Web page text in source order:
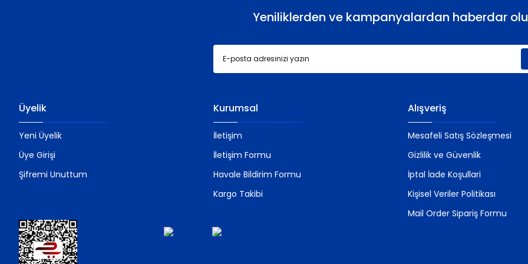
Gönder
Yeniliklerden ve kampanyalardan haberdar
Üyelik
Yeni Üyelik
Üye Girişi
Şifremi Unuttum
Kurumsal
İletişim
İletişim Formu
Havale Bildirim Formu
Kargo Takibi
Alışveriş
Mesafeli Satış Sözleşmesi
Gizlilik ve Güvenlik
İptal İade Koşullari
Kişisel Veriler Politikası
Mail Order Sipariş Formu